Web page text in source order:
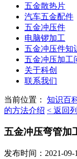
五金散热片
汽车五金配件
五金冲压件
电脑锣加工
五金冲压件知
五金冲压加工
关于科创
联系我们
当前位置： 知识百
的方法介绍 < 返回
五金冲压弯管加
发布时间：2021-09-